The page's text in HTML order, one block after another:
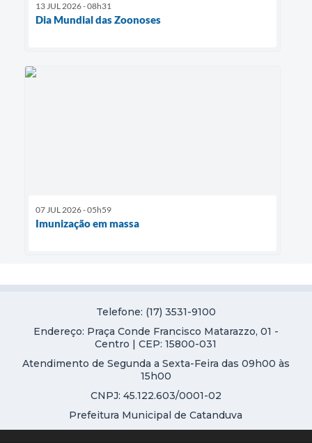
13 JUL 2026 - 08h31
Dia Mundial das Zoonoses
07 JUL 2026 - 05h59
Imunização em massa
Telefone: (17) 3531-9100
Endereço: Praça Conde Francisco Matarazzo, 01 -
Centro | CEP: 15800-031
Atendimento de Segunda a Sexta-Feira das 09h00 às
15h00
CNPJ: 45.122.603/0001-02
Prefeitura Municipal de Catanduva